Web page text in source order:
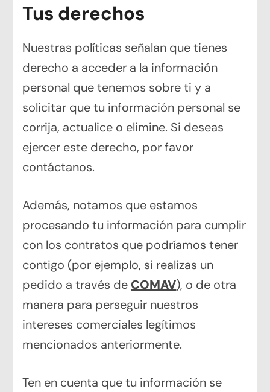
Tus derechos
Nuestras políticas señalan que tienes
derecho a acceder a la información
personal que tenemos sobre ti y a
solicitar que tu información personal se
corrija, actualice o elimine. Si deseas
ejercer este derecho, por favor
contáctanos.
Además, notamos que estamos
procesando tu información para cumplir
con los contratos que podríamos tener
contigo (por ejemplo, si realizas un
pedido a través de COMAV), o de otra
manera para perseguir nuestros
intereses comerciales legítimos
mencionados anteriormente.
Ten en cuenta que tu información se